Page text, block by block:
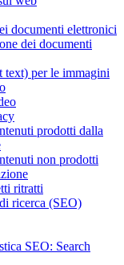
documenti elettronici
dei documenti
text) per le immagini
prodotti dalla
non prodotti
ritratti
ricerca (SEO)
SEO: Search